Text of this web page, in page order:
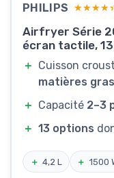
PHILIPS
Airfryer Série
écran tactile,
＋ Cuisson
matières
＋ Capacité 2–3
＋ 13 options
＋ 4,2 L ＋ 1500